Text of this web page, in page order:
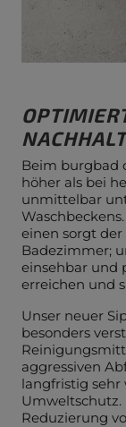
Beim burgbad
höher als bei
unmittelbar
einen sorgt
Badezimmer;
einsehbar und
erreichen und
Unser neuer
besonders
aggressiven
langfristig
Umweltschutz.
Reduzierung